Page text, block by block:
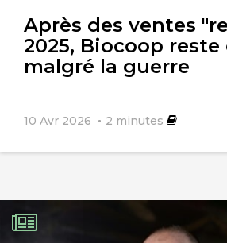
Après des ventes
2025, Biocoop
malgré la guerre
10 Avr 2026 2 minutes